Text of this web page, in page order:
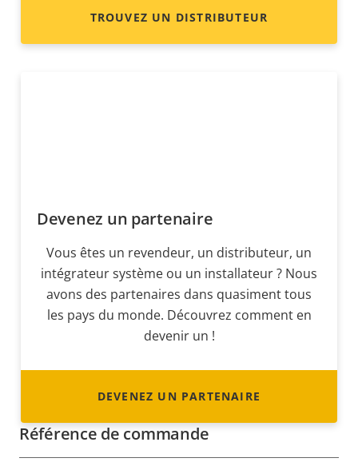
TROUVEZ UN DISTRIBUTEUR
Devenez un partenaire
Vous êtes un revendeur, un distributeur, un
intégrateur système ou un installateur ? Nous
avons des partenaires dans quasiment tous
les pays du monde. Découvrez comment en
devenir un !
DEVENEZ UN PARTENAIRE
Référence de commande